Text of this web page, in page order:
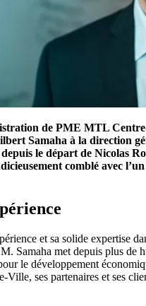
de PME MTL
Samaha à la direction
depuis le départ de Nicolas
comblé avec
et sa solide expertise
Samaha met depuis plus de
le développement
ses partenaires et ses